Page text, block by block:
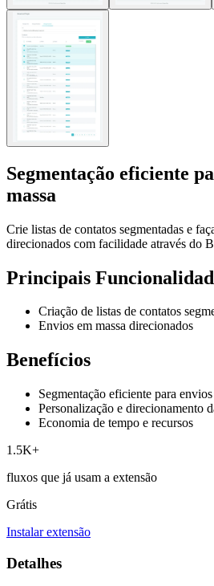
Segmentação eficiente
massa
Crie listas de contatos segmentadas e
direcionados com facilidade através do
Principais
Criação de listas de contatos
Envios em massa direcionados
Benefícios
Segmentação eficiente para envios
Personalização e direcionamento
Economia de tempo e recursos
1.5K+
fluxos que já usam a extensão
Grátis
Instalar extensão
Detalhes